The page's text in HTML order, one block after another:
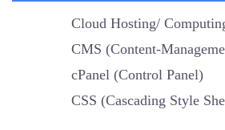
Cloud Hosting/
CMS (Content-
cPanel (Control Panel)
CSS (Cascading Style